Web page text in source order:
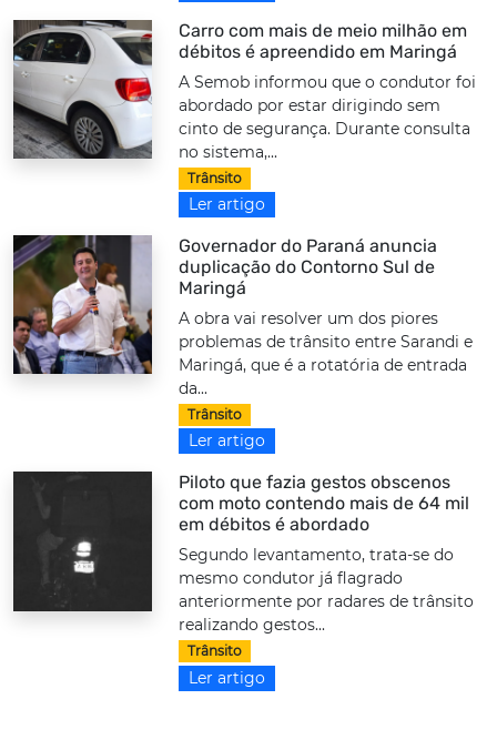
Carro com mais de meio milhão em
débitos é apreendido em Maringá
A Semob informou que o condutor foi
abordado por estar dirigindo sem
cinto de segurança. Durante consulta
no sistema,...
Trânsito
Ler artigo
Governador do Paraná anuncia
duplicação do Contorno Sul de
Maringá
A obra vai resolver um dos piores
problemas de trânsito entre Sarandi e
Maringá, que é a rotatória de entrada
da...
Trânsito
Ler artigo
Piloto que fazia gestos obscenos
com moto contendo mais de 64 mil
em débitos é abordado
Segundo levantamento, trata-se do
mesmo condutor já flagrado
anteriormente por radares de trânsito
realizando gestos...
Trânsito
Ler artigo